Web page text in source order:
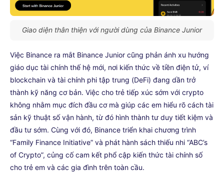
Giao diện thân thiện với người dùng của Binance Junior
Việc Binance ra mắt Binance Junior cũng phản ánh xu hướng
giáo dục tài chính thế hệ mới, nơi kiến thức về tiền điện tử, ví
blockchain và tài chính phi tập trung (DeFi) đang dần trở
thành kỹ năng cơ bản. Việc cho trẻ tiếp xúc sớm với crypto
không nhằm mục đích đầu cơ mà giúp các em hiểu rõ cách tài
sản kỹ thuật số vận hành, từ đó hình thành tư duy tiết kiệm và
đầu tư sớm. Cùng với đó, Binance triển khai chương trình
“Family Finance Initiative” và phát hành sách thiếu nhi “ABC’s
of Crypto”, củng cố cam kết phổ cập kiến thức tài chính số
cho trẻ em và các gia đình trên toàn cầu.